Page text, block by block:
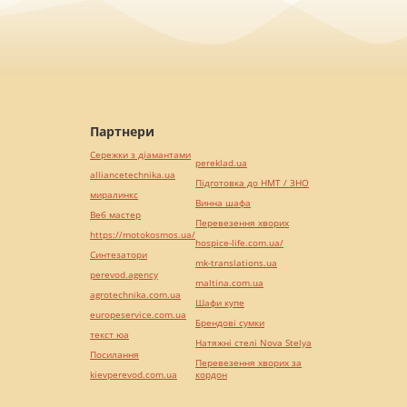
Партнери
Сережки з діамантами
alliancetechnika.ua
миралинкс
Веб мастер
https://motokosmos.ua/
Синтезатори
perevod.agency
agrotechnika.com.ua
europeservice.com.ua
текст юа
Посилання
kievperevod.com.ua
pereklad.ua
Підготовка до НМТ / ЗНО
Винна шафа
Перевезення хворих
hospice-life.com.ua/
mk-translations.ua
maltina.com.ua
Шафи купе
Брендові сумки
Натяжні стелі Nova Stelya
Перевезення хворих за
кордон